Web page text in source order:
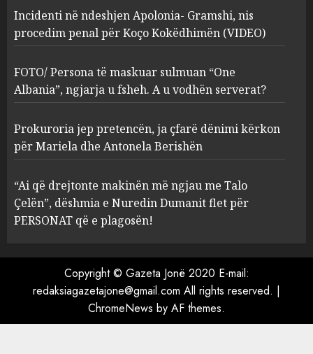
3
FOTO/ Persona të maskuar
sulmuan “One Albania”,
ngjarja u fsheh. A u vodhën
serverat?
MARCH 25, 2025
4
Prokuroria jep pretencën, ja
çfarë dënimi kërkon për
Berishën
MARCH 25, 2025
ngjau me Talo Çelën”,
dëshmia e Nuredin Dumanit
flet për PERSONAT që e
plagosën!
Incidenti në ndeshjen Apolonia- Gramshi, nis
procedim penal për Koço Kokëdhimën (VIDEO)
FOTO/ Persona të maskuar sulmuan “One
Albania”, ngjarja u fsheh. A u vodhën serverat?
Prokuroria jep pretencën, ja çfarë dënimi kërkon
për Mariela dhe Antonela Berishën
“Ai që drejtonte makinën më ngjau me Talo
Çelën”, dëshmia e Nuredin Dumanit flet për
PERSONAT që e plagosën!
Copyright © Gazeta Jonë 2020 E-mail:
redaksiagazetajone@gmail.com All rights reserved. |
ChromeNews by AF themes.